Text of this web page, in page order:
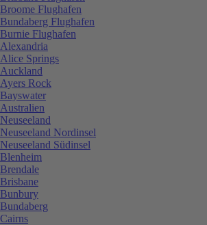
Broome Flughafen
Bundaberg Flughafen
Burnie Flughafen
Alexandria
Alice Springs
Auckland
Ayers Rock
Bayswater
Australien
Neuseeland
Neuseeland Nordinsel
Neuseeland Südinsel
Blenheim
Brendale
Brisbane
Bunbury
Bundaberg
Cairns